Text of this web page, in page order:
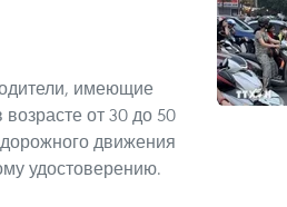
имеющие
от 30 до 50
движения
удостоверению.